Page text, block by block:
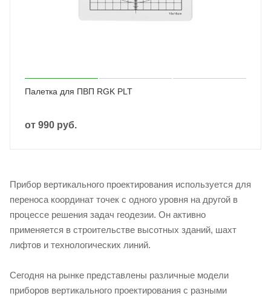
Палетка для ПВП RGK PLT
от 990 руб.
Прибор вертикального проектирования используется для
переноса координат точек с одного уровня на другой в
процессе решения задач геодезии. Он активно
применяется в строительстве высотных зданий, шахт
лифтов и технологических линий.
Сегодня на рынке представлены различные модели
приборов вертикального проектирования с разными